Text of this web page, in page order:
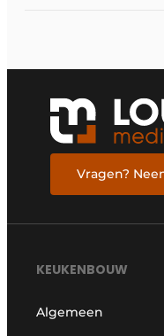
Vragen?
KEUKENBOUW
Algemeen